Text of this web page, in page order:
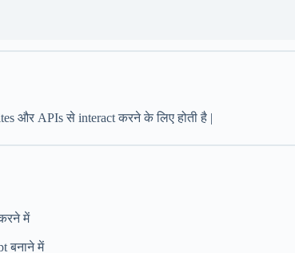
और APIs से interact करने के लिए होती है |
में
बनाने में